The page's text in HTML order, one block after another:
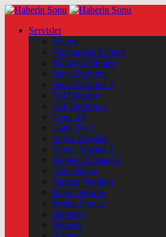
Servisler
Künye
Vizyondaki Filmler
Haftanin Filmleri
Hava Durumu
Hava Durumu 2
Yol Durumu
Yol Durumu 2
Canlı Tv
Canlı Tv 2
Yayın Akışları
Yayın Akışları 2
Nöbetçi Eczaneler
Canlı Borsa
Namaz Vakitleri
Puan Durumu
Kripto Paralar
Dövizler
Hisseler